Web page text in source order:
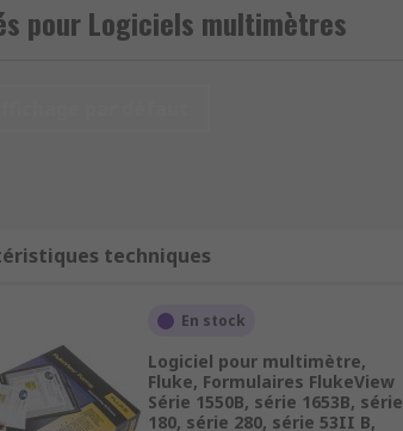
pour Logiciels multimètres
techniques
En stock
Logiciel pour multimètre,
Fluke, Formulaires FlukeView
Série 1550B, série 1653B, série
180, série 280, série 53II B,